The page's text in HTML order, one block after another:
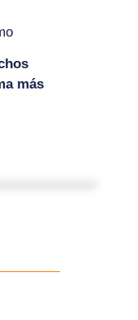
más